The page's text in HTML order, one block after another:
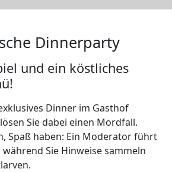
Dinnerparty
und ein köstliches
Dinner im Gasthof
Sie dabei einen Mordfall.
Spaß haben: Ein Moderator führt
Sie Hinweise sammeln